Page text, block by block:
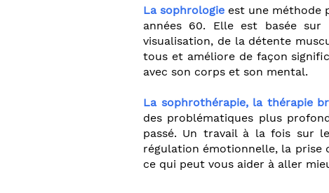
La sophrologie est une méthode
années 60. Elle est basée
visualisation, de la détente
tous et améliore de façon
avec son corps et son mental.
La sophrothérapie, la thérapie
des problématiques plus
passé. Un travail à la fois sur
régulation émotionnelle, la prise
ce qui peut vous aider à aller